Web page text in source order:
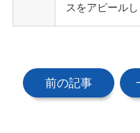
スをアピールし
前の記事